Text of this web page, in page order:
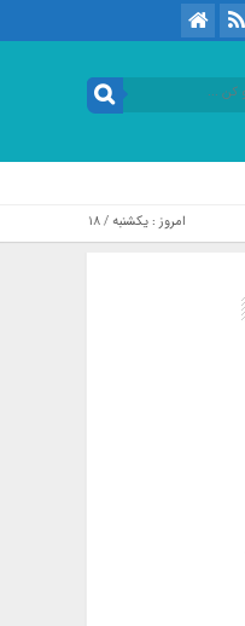
امروز : یکشنبه / ۱۸ مرداد / ۱۴۰۵ .::. برابر با : Sunday, 9 August , 2026